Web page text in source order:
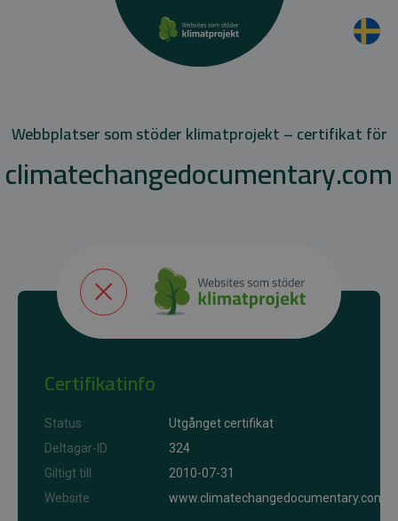
Webbplatser som stöder klimatprojekt – certifikat för
climatechangedocumentary.com
Certifikatinfo
Status
Utgånget certifikat
Deltagar-ID
324
Giltigt till
2010-07-31
Website
www.climatechangedocumentary.com